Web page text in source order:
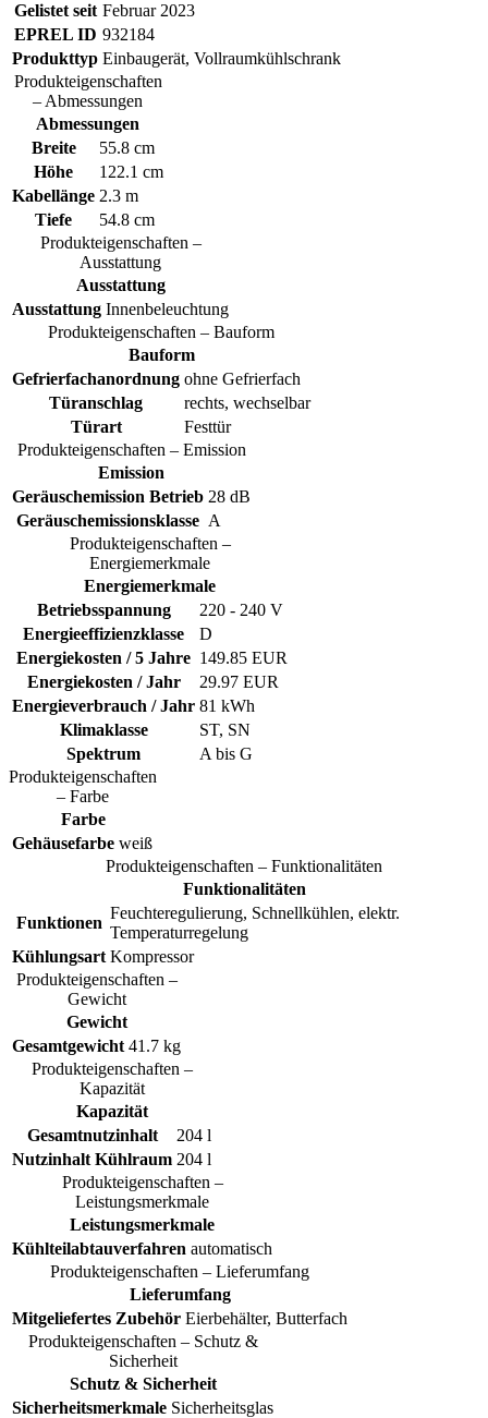
Gelistet seit Februar 2023
EPREL ID 932184
Produkttyp Einbaugerät, Vollraumkühlschrank
Produkteigenschaften
– Abmessungen
Abmessungen
Breite
55.8 cm
Höhe
122.1 cm
Kabellänge 2.3 m
Tiefe
54.8 cm
Produkteigenschaften –
Ausstattung
Ausstattung
Ausstattung Innenbeleuchtung
Produkteigenschaften – Bauform
Bauform
Gefrierfachanordnung ohne Gefrierfach
Türanschlag
rechts, wechselbar
Türart
Festtür
Produkteigenschaften – Emission
Emission
Geräuschemission Betrieb 28 dB
Geräuschemissionsklasse A
Produkteigenschaften –
Energiemerkmale
Energiemerkmale
Betriebsspannung
220 - 240 V
Energieeffizienzklasse
D
Energiekosten / 5 Jahre 149.85 EUR
Energiekosten / Jahr
29.97 EUR
Energieverbrauch / Jahr 81 kWh
Klimaklasse
ST, SN
Spektrum
A bis G
Produkteigenschaften
– Farbe
Farbe
Gehäusefarbe weiß
Produkteigenschaften – Funktionalitäten
Funktionalitäten
Funktionen
Feuchteregulierung, Schnellkühlen, elektr.
Temperaturregelung
Kühlungsart Kompressor
Produkteigenschaften –
Gewicht
Gewicht
Gesamtgewicht 41.7 kg
Produkteigenschaften –
Kapazität
Kapazität
Gesamtnutzinhalt
204 l
Nutzinhalt Kühlraum 204 l
Produkteigenschaften –
Leistungsmerkmale
Leistungsmerkmale
Kühlteilabtauverfahren automatisch
Produkteigenschaften – Lieferumfang
Lieferumfang
Mitgeliefertes Zubehör Eierbehälter, Butterfach
Produkteigenschaften – Schutz &
Sicherheit
Schutz & Sicherheit
Sicherheitsmerkmale Sicherheitsglas